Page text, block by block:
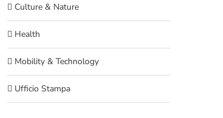
Culture & Nature
Health
Mobility & Technology
Ufficio Stampa